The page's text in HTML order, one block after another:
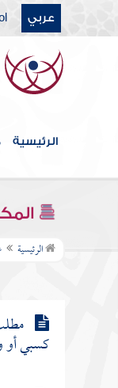
عربي
الرئيسية
الرئيسية
للرياء
كسبي